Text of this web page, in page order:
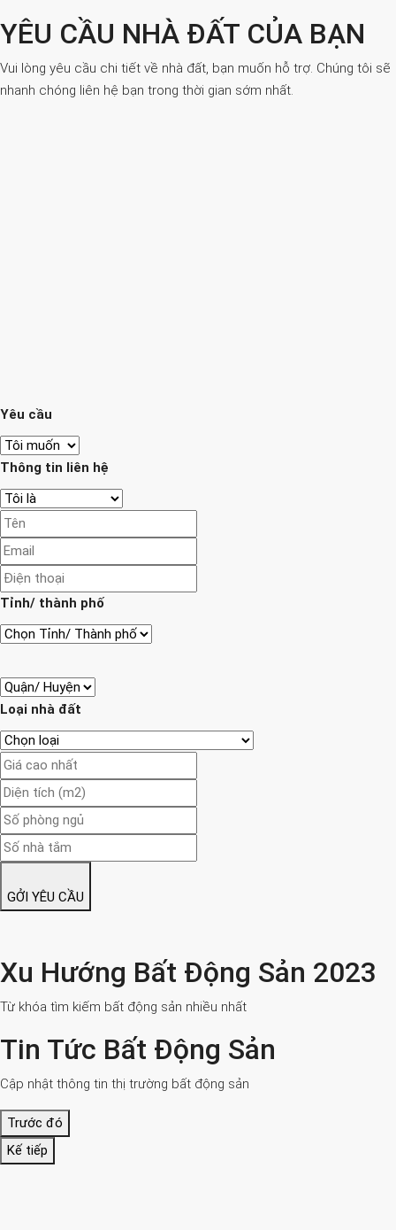
YÊU CẦU NHÀ ĐẤT CỦA BẠN
Vui lòng yêu cầu chi tiết về nhà đất, bạn muốn hỗ trợ. Chúng tôi sẽ
nhanh chóng liên hệ bạn trong thời gian sớm nhất.
Yêu cầu
Thông tin liên hệ
Tỉnh/ thành phố
Loại nhà đất
GỞI YÊU CẦU
Xu Hướng Bất Động Sản 2023
Từ khóa tìm kiếm bất động sản nhiều nhất
Tin Tức Bất Động Sản
Cập nhật thông tin thị trường bất động sản
Trước đó
Kế tiếp